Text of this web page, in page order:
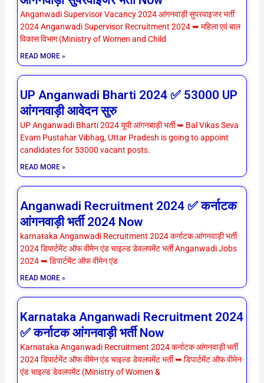
Anganwadi Supervisor Vacancy 2024 आंगनवाड़ी सुपरवाइजर भर्ती
2024 Anganwadi Supervisor Recruitment 2024 ➥ महिला एवं बाल
विकास विभाग (Ministry of Women and Child
READ MORE »
UP Anganwadi Bharti 2024 ✅ 53000 UP
आंगनवाड़ी आवेदन सुरु
UP Anganwadi Bharti 2024 यूपी आंगनबाड़ी भर्ती ➥ Bal Vikas Seva
Evam Pustahar Vibhag, Uttar Pradesh is going to appoint
candidates for 53000 vacant posts.
READ MORE »
Anganwadi Recruitment 2024 ✅ कर्नाटक
आंगनवाड़ी भर्ती 2024 Now
karnataka Anganwadi Recruitment 2024 कर्नाटक आंगनवाड़ी भर्ती
2024 डिपार्टमेंट ऑफ वीमेन एंड चाइल्ड डेवलपमेंट भर्ती Anganwadi Jobs
2024 ➥ डिपार्टमेंट ऑफ वीमेन एंड
READ MORE »
Karnataka Anganwadi Recruitment 2024
✅ कर्नाटक आंगनवाड़ी भर्ती Now
Karnataka Anganwadi Recruitment 2024 कर्नाटक आंगनवाड़ी भर्ती
2024 डिपार्टमेंट ऑफ वीमेन एंड चाइल्ड डेवलपमेंट भर्ती ➥ डिपार्टमेंट ऑफ वीमेन
एंड चाइल्ड डेवलपमेंट (Ministry of Women &